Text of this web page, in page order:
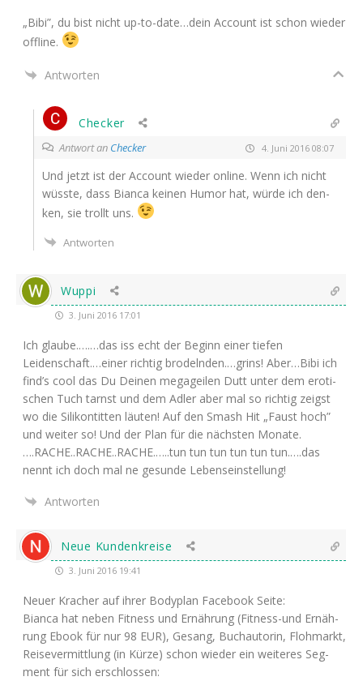
„Bibi”, du bist nicht up-to-date…dein Account ist schon wie­der
offline.
Antworten
Checker
Antwort an Checker 4. Juni 2016 08:07
Und jetzt ist der Account wie­der online. Wenn ich nicht
wüss­te, dass Bian­ca kei­nen Humor hat, wür­de ich den­
ken, sie trollt uns.
Antworten
Wuppi
3. Juni 2016 17:01
Ich glaube.….…das iss echt der Beginn einer tie­fen
Leidenschaft.…einer rich­tig brodelnden.…grins! Aber…Bibi ich
find’s cool das Du Dei­nen mega­gei­len Dutt unter dem ero­ti­
schen Tuch tarnst und dem Adler aber mal so rich­tig zeigst
wo die Sili­kon­tit­ten läu­ten! Auf den Smash Hit „Faust hoch”
und wei­ter so! Und der Plan für die nächs­ten Monate.
….RACHE..RACHE..RACHE.…..tun tun tun tun tun tun.….das
nennt ich doch mal ne gesun­de Lebenseinstellung!
Antworten
Neue Kundenkreise
3. Juni 2016 19:41
Neu­er Kra­cher auf ihrer Body­plan Face­book Seite:
Bian­ca hat neben Fit­ness und Ernäh­rung (Fit­ness-und Ernäh­
rung Ebook für nur 98 EUR), Gesang, Buch­au­to­rin, Floh­markt,
Rei­se­ver­mitt­lung (in Kür­ze) schon wie­der ein wei­te­res Seg­
ment für sich erschlossen: